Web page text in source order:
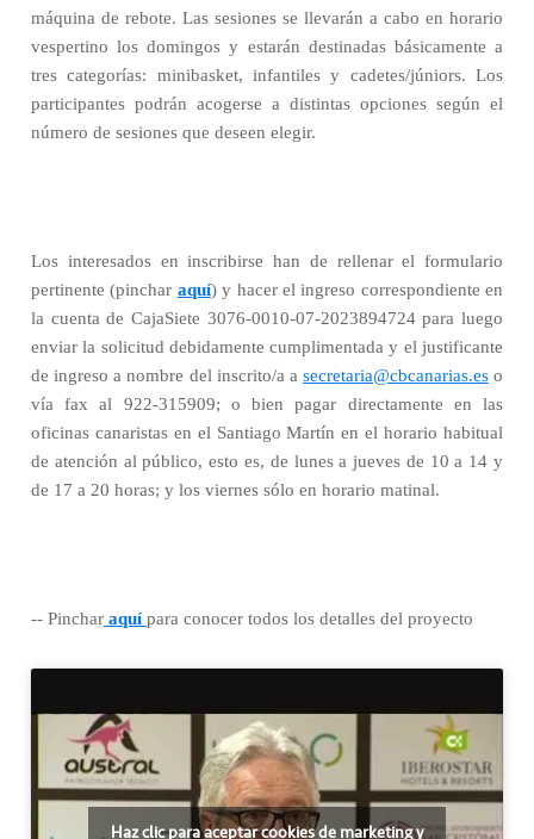
máquina de rebote. Las sesiones se llevarán a cabo en horario
vespertino los domingos y estarán destinadas básicamente a
tres categorías: minibasket, infantiles y cadetes/júniors. Los
participantes podrán acogerse a distintas opciones según el
número de sesiones que deseen elegir.
Los interesados en inscribirse han de rellenar el formulario
pertinente (pinchar aquí) y hacer el ingreso correspondiente en
la cuenta de CajaSiete 3076-0010-07-2023894724 para luego
enviar la solicitud debidamente cumplimentada y el justificante
de ingreso a nombre del inscrito/a a secretaria@cbcanarias.eso
vía fax al 922-315909; o bien pagar directamente en las
oficinas canaristas en el Santiago Martín en el horario habitual
de atención al público, esto es, de lunes a jueves de 10 a 14 y
de 17 a 20 horas; y los viernes sólo en horario matinal.
-- Pinchar aquípara conocer todos los detalles del proyecto
Haz clic para aceptar cookies de marketing y